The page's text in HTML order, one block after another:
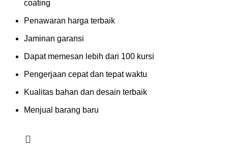
coating
Penawaran harga terbaik
Jaminan garansi
Dapat memesan lebih dari 100 kursi
Pengerjaan cepat dan tepat waktu
Kualitas bahan dan desain terbaik
Menjual barang baru